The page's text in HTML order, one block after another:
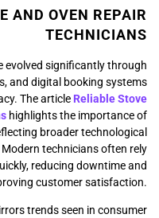
AND OVEN REPAIR
TECHNICIANS
evolved significantly through
and digital booking systems
The article Reliable Stove
highlights the importance of
broader technological
technicians often rely
reducing downtime and
customer satisfaction.
trends seen in consumer